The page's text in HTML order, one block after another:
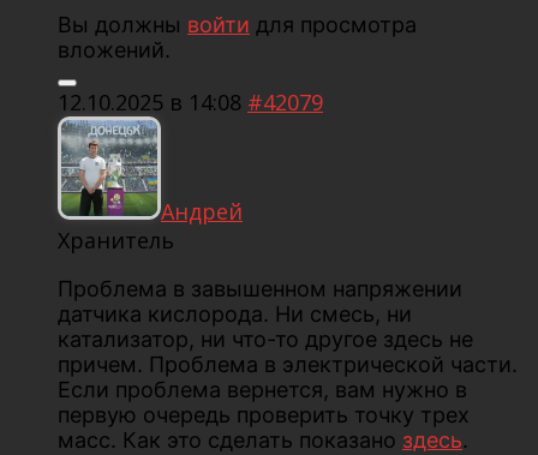
Вы должны войти для просмотра
вложений.
12.10.2025 в 14:08 #42079
Андрей
Хранитель
Проблема в завышенном напряжении
датчика кислорода. Ни смесь, ни
катализатор, ни что-то другое здесь не
причем. Проблема в электрической части.
Если проблема вернется, вам нужно в
первую очередь проверить точку трех
масс. Как это сделать показано здесь.